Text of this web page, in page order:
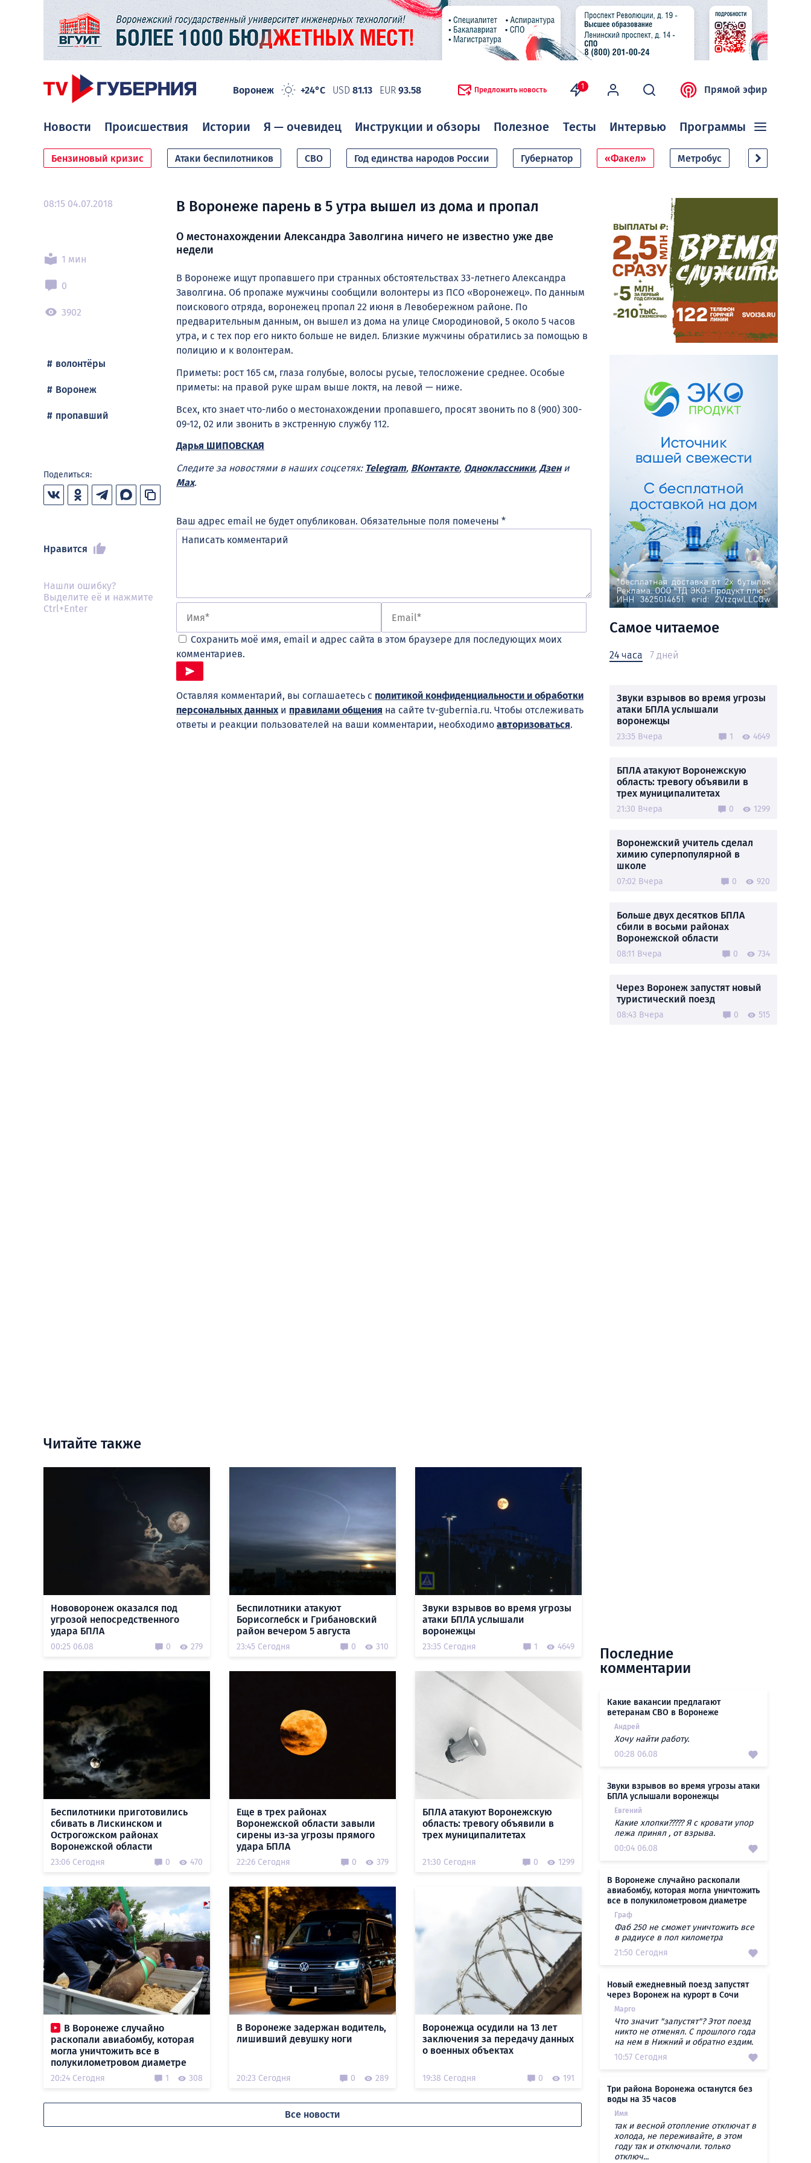
Воронеж +24°C USD 81.13 EUR 93.58 Предложить новость 1 Прямой эфир
Новости Происшествия Истории Я — очевидец Инструкции и обзоры Полезное Тесты Интервью Программы
Бензиновый кризис Атаки беспилотников СВО Год единства народов России Губернатор «Факел» Метробус Дачный
08:15 04.07.2018
1 мин
0
3902
волонтёры
Воронеж
пропавший
Поделиться:
Нравится
Нашли ошибку?
Выделите её и нажмите
Ctrl+Enter
В Воронеже парень в 5 утра вышел из дома и пропал
О местонахождении Александра Заволгина ничего не известно уже две
недели
В Воронеже ищут пропавшего при странных обстоятельствах 33-летнего Александра
Заволгина. Об пропаже мужчины сообщили волонтеры из ПСО «Воронежец». По данным
поискового отряда, воронежец пропал 22 июня в Левобережном районе. По
предварительным данным, он вышел из дома на улице Смородиновой, 5 около 5 часов
утра, и с тех пор его никто больше не видел. Близкие мужчины обратились за помощью в
полицию и к волонтерам.
Приметы: рост 165 см, глаза голубые, волосы русые, телосложение среднее. Особые
приметы: на правой руке шрам выше локтя, на левой — ниже.
Всех, кто знает что-либо о местонахождении пропавшего, просят звонить по 8 (900) 300-
09-12, 02 или звонить в экстренную службу 112.
Дарья ШИПОВСКАЯ
Следите за новостями в наших соцсетях: Telegram, ВКонтакте, Одноклассники, Дзени
Max.
Ваш адрес email не будет опубликован. Обязательные поля помечены *
Сохранить моё имя, email и адрес сайта в этом браузере для последующих моих
комментариев.
Оставляя комментарий, вы соглашаетесь с политикой конфиденциальности и обработки
персональных данныхи правилами общения на сайте tv-gubernia.ru. Чтобы отслеживать
ответы и реакции пользователей на ваши комментарии, необходимо авторизоваться.
Самое читаемое
24 часа 7 дней
Звуки взрывов во время угрозы
атаки БПЛА услышали
воронежцы
23:35 Вчера 1 4649
БПЛА атакуют Воронежскую
область: тревогу объявили в
трех муниципалитетах
21:30 Вчера 0 1299
Воронежский учитель сделал
химию суперпопулярной в
школе
07:02 Вчера 0 920
Больше двух десятков БПЛА
сбили в восьми районах
Воронежской области
08:11 Вчера 0 734
Через Воронеж запустят новый
туристический поезд
08:43 Вчера 0 515
Читайте также
Нововоронеж оказался под
угрозой непосредственного
удара БПЛА
00:25 06.08 0 279
Беспилотники атакуют
Борисоглебск и Грибановский
район вечером 5 августа
23:45 Сегодня 0 310
Звуки взрывов во время угрозы
атаки БПЛА услышали
воронежцы
23:35 Сегодня 1 4649
Беспилотники приготовились
сбивать в Лискинском и
Острогожском районах
Воронежской области
23:06 Сегодня 0 470
Еще в трех районах
Воронежской области завыли
сирены из-за угрозы прямого
удара БПЛА
22:26 Сегодня 0 379
БПЛА атакуют Воронежскую
область: тревогу объявили в
трех муниципалитетах
21:30 Сегодня 0 1299
В Воронеже случайно
раскопали авиабомбу, которая
могла уничтожить все в
полукилометровом диаметре
20:24 Сегодня 1 308
В Воронеже задержан водитель,
лишивший девушку ноги
20:23 Сегодня 0 289
Воронежца осудили на 13 лет
заключения за передачу данных
о военных объектах
19:38 Сегодня 0 191
Все новости
Последние
комментарии
Какие вакансии предлагают
ветеранам СВО в Воронеже
Андрей
Хочу найти работу.
00:28 06.08
Звуки взрывов во время угрозы атаки
БПЛА услышали воронежцы
Евгений
Какие хлопки????? Я с кровати упор
лежа принял , от взрыва.
00:04 06.08
В Воронеже случайно раскопали
авиабомбу, которая могла уничтожить
все в полукилометровом диаметре
Граф
Фаб 250 не сможет уничтожить все
в радиусе в пол километра
21:50 Сегодня
Новый ежедневный поезд запустят
через Воронеж на курорт в Сочи
Марго
Что значит "запустят"? Этот поезд
никто не отменял. С прошлого года
на нем в Нижний и обратно ездим.
10:57 Сегодня
Три района Воронежа останутся без
воды на 35 часов
Имя
так и весной отопление отключат в
холода, не переживайте, в этом
году так и отключали. только
отключ...